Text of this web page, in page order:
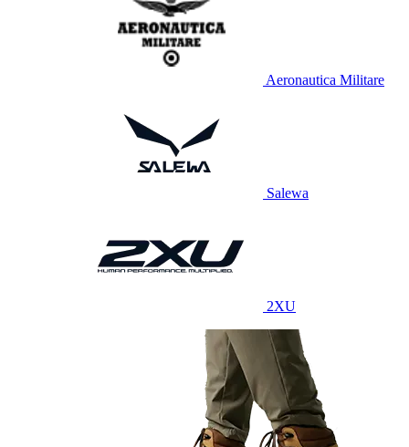
Aeronautica Militare
Salewa
2XU